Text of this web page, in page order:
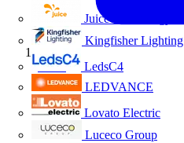
Juice Technology
Kingfisher Lighting
LedsC4
LEDVANCE
Lovato Electric
Luceco Group
Inicio